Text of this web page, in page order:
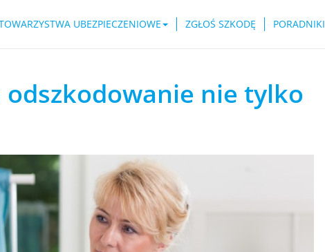
UBEZPIECZENIOWE ZGŁOŚ SZKODĘ PORADNIKI
nie tylko